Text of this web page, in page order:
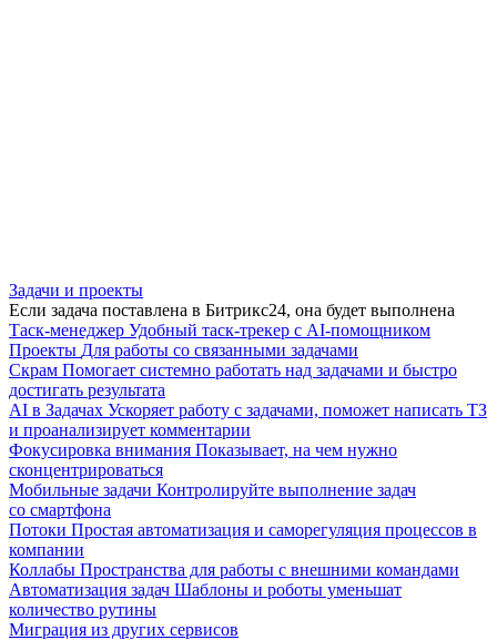
Задачи и проекты
Если задача поставлена в Битрикс24, она будет выполнена
Таск-менеджер Удобный таск-трекер с AI-помощником
Проекты Для работы со связанными задачами
Скрам Помогает системно работать над задачами и быстро
достигать результата
AI в Задачах Ускоряет работу с задачами, поможет написать ТЗ
и проанализирует комментарии
Фокусировка внимания Показывает, на чем нужно
сконцентрироваться
Мобильные задачи Контролируйте выполнение задач
со смартфона
Потоки Простая автоматизация и саморегуляция процессов в
компании
Коллабы Пространства для работы с внешними командами
Автоматизация задач Шаблоны и роботы уменьшат
количество рутины
Миграция из других сервисов